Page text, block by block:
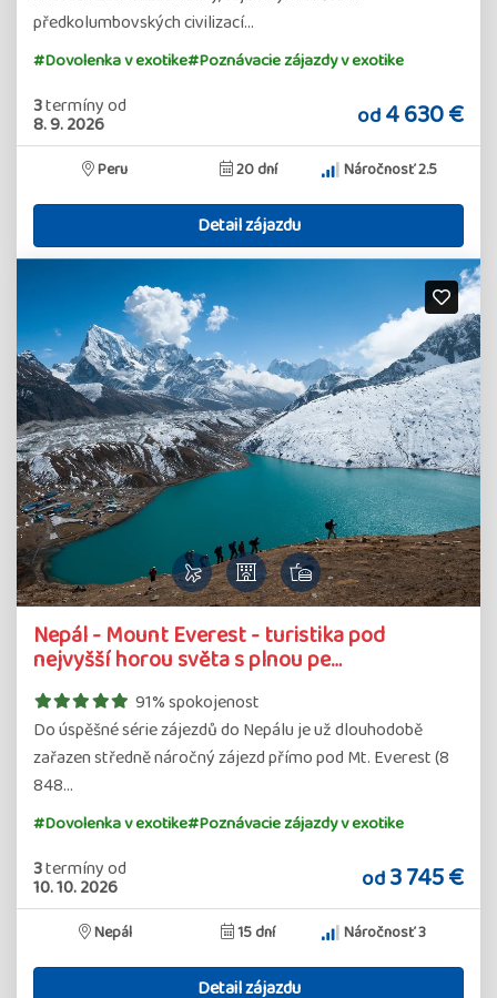
předkolumbovských civilizací…
#Dovolenka v exotike#Poznávacie zájazdy v exotike
3termínyod
8. 9. 2026 od4 630 €
Peru 20 dní Náročnosť 2.5
Detail zájazdu
Nepál - Mount Everest - turistika pod
nejvyšší horou světa s plnou pe…
91% spokojenost
Do úspěšné série zájezdů do Nepálu je už dlouhodobě
zařazen středně náročný zájezd přímo pod Mt. Everest (8
848…
#Dovolenka v exotike#Poznávacie zájazdy v exotike
3termínyod
10. 10. 2026 od3 745 €
Nepál 15 dní Náročnosť 3
Detail zájazdu
zájazdu